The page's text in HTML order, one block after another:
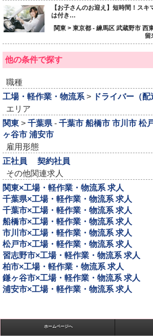
【お子さんのお迎え】短時間！ス
は付き…
関東 > 東京都 - 練馬区 武蔵野市 西
留
他の条件で探す
職種
工場・軽作業・物流系 >
ドライバー（配
エリア
関東 > 千葉県 - 千葉市 船橋市 市川市 松
ヶ谷市 浦安市
雇用形態
正社員
契約社員
その他関連求人
関東×工場・軽作業・物流系 求人
千葉県×工場・軽作業・物流系 求人
千葉市×工場・軽作業・物流系 求人
船橋市×工場・軽作業・物流系 求人
市川市×工場・軽作業・物流系 求人
松戸市×工場・軽作業・物流系 求人
習志野市×工場・軽作業・物流系 求人
柏市×工場・軽作業・物流系 求人
鎌ヶ谷市×工場・軽作業・物流系 求人
浦安市×工場・軽作業・物流系 求人
ホームページへ